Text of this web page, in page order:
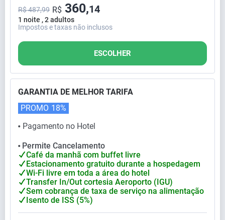
1 noite , 2 adultos
R$ 487,99 R$ 360,14
Impostos e taxas não inclusos
ESCOLHER
GARANTIA DE MELHOR TARIFA
⬤ Pagamento no Hotel
PROMO 18%
⬤
Permite Cancelamento
Café da manhã com buffet livre
Estacionamento gratuito durante a hospedagem
Wi-Fi livre em toda a área do hotel
Transfer In/Out cortesia Aeroporto (IGU)
Sem cobrança de taxa de serviço na alimentação
Isento de ISS (5%)